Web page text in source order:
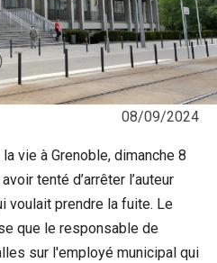
08/09/2024
vie à Grenoble, dimanche 8
tenté d’arrêter l’auteur
voulait prendre la fuite. Le
que le responsable de
sur l'employé municipal qui